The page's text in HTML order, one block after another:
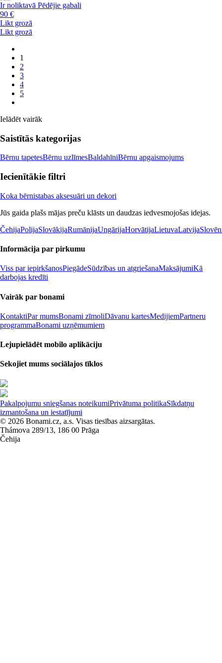
Ir noliktavā Pēdējie gabali
90 €
Likt grozā
Likt grozā
1
2
3
4
5
Ielādēt vairāk
Saistītās kategorijas
Bērnu tapetesBērnu uzlīmesBaldahīniBērnu apgaismojums
Iecienītākie filtri
Koka bērnistabas aksesuāri un dekori
Jūs gaida plašs mājas preču klāsts un daudzas iedvesmojošas idejas.
ČehijaPolijaSlovākijaRumānijaUngārijaHorvātijaLietuvaLatvija
Informācija par pirkumu
Viss par iepirkšanosPiegādeSūdzības un atgriešanaMaksājumiKā
darbojas kredīti
Vairāk par bonami
KontaktiPar mumsBonami zīmoliDāvanu kartesMedijiemPartneru
programmaBonami uzņēmumiem
Lejupielādēt mobilo aplikāciju
Sekojiet mums sociālajos tīklos
Pakalpojumu sniegšanas noteikumiPrivātuma politikaSīkdatņu
izmantošana un iestatījumi
© 2026 Bonami.cz, a.s. Visas tiesības aizsargātas.
Thámova 289/13, 186 00 Prāga
Čehija